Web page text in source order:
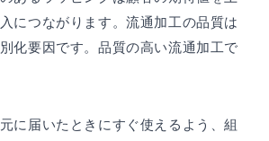
につながります。流通加工の品質は
化要因です。品質の高い流通加工で
に届いたときにすぐ使えるよう、組